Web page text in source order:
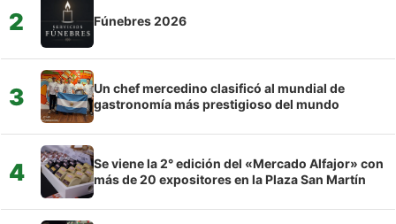
2 Fúnebres 2026
3
Un chef mercedino clasificó al mundial de
gastronomía más prestigioso del mundo
4
Se viene la 2° edición del «Mercado Alfajor» con
más de 20 expositores en la Plaza San Martín